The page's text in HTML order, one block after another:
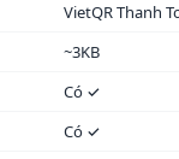
VietQR Thanh
~3KB
Có ✓
Có ✓